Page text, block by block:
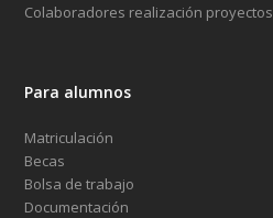
Colaboradores realización proyectos
Para alumnos
Matriculación
Becas
Bolsa de trabajo
Documentación